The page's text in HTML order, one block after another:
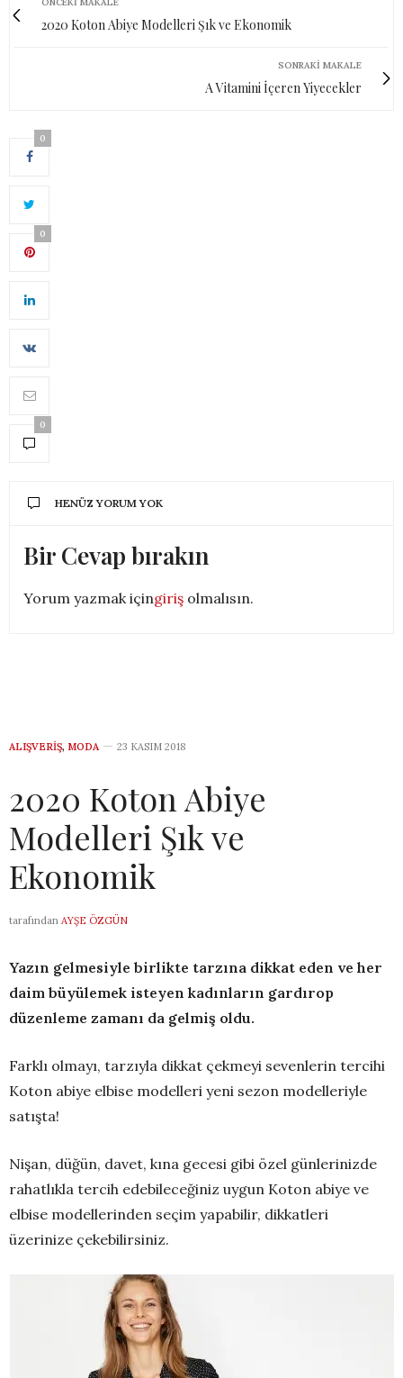
2020 Koton Abiye Modelleri Şık ve Ekonomik
SONRAKI MAKALE
A Vitamini İçeren Yiyecekler
0
0
0
HENÜZ YORUM YOK
Bir Cevap bırakın
Yorum yazmak içingiriş olmalısın.
ALIŞVERIŞ, MODA 23 KASIM 2018
2020 Koton Abiye
Modelleri Şık ve
Ekonomik
tarafından AYŞE ÖZGÜN
Yazın gelmesiyle birlikte tarzına dikkat eden ve her
daim büyülemek isteyen kadınların gardırop
düzenleme zamanı da gelmiş oldu.
Farklı olmayı, tarzıyla dikkat çekmeyi sevenlerin tercihi
Koton abiye elbise modelleri yeni sezon modelleriyle
satışta!
Nişan, düğün, davet, kına gecesi gibi özel günlerinizde
rahatlıkla tercih edebileceğiniz uygun Koton abiye ve
elbise modellerinden seçim yapabilir, dikkatleri
üzerinize çekebilirsiniz.